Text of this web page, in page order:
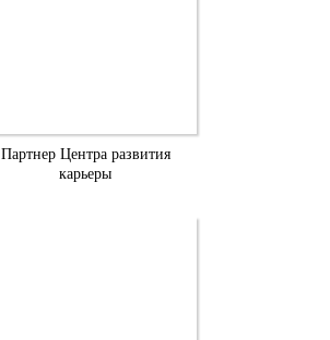
Партнер Центра развития
карьеры